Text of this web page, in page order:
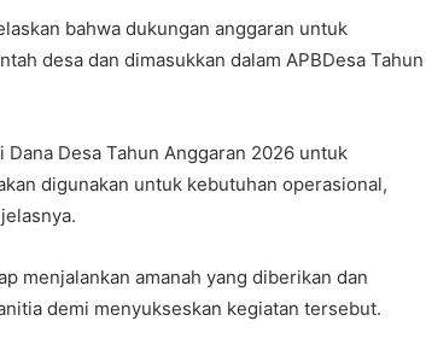
bahwa dukungan anggaran untuk
desa dan dimasukkan dalam APBDesa Tahun
Desa Tahun Anggaran 2026 untuk
digunakan untuk kebutuhan operasional,
menjalankan amanah yang diberikan dan
demi menyukseskan kegiatan tersebut.